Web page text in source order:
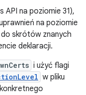
na poziomie 31),
na poziomie
skrótów znanych
deklaracji.
i użyć flagi
w pliku